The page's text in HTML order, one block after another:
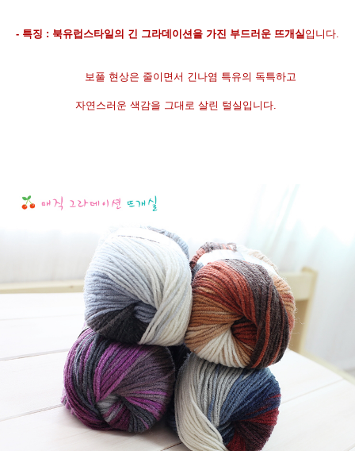
- 특징 : 북유럽스타일의 긴 그라데이션을 가진 부드러운 뜨개실입니다.
보풀 현상은 줄이면서 긴나염 특유의 독특하고
자연스러운 색감을 그대로 살린 털실입니다.